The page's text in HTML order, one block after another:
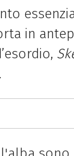
in